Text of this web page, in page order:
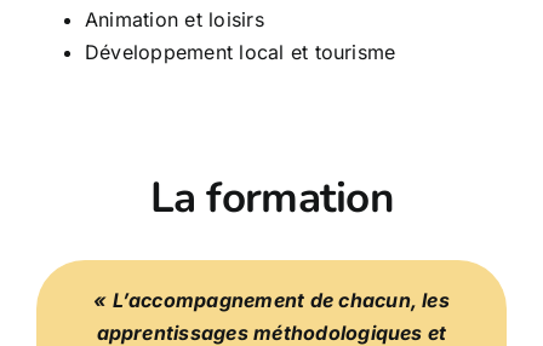
Animation et loisirs
Développement local et tourisme
La formation
« L’accompagnement de chacun, les
apprentissages méthodologiques et